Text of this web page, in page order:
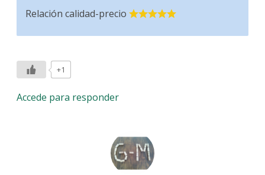
Relación calidad-precio
+1
Accede para responder